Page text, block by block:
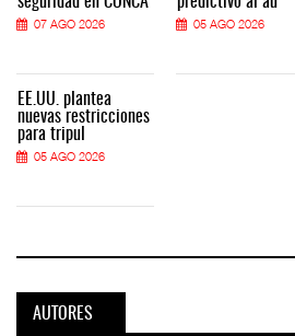
07 AGO 2026
EE.UU. plantea
nuevas restricciones
para tripul
05 AGO 2026
05 AGO 2026
AUTORES